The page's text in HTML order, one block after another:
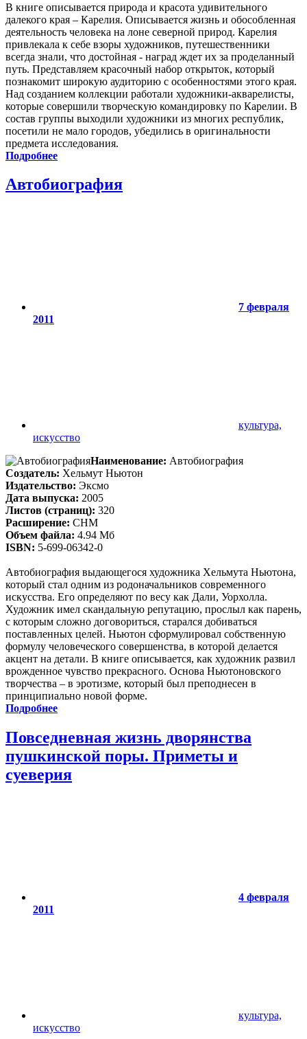
В книге описывается природа и красота удивительного
далекого края – Карелия. Описывается жизнь и обособленная
деятельность человека на лоне северной природ. Карелия
привлекала к себе взоры художников, путешественники
всегда знали, что достойная - наград ждет их за проделанный
путь. Представляем красочный набор открыток, который
познакомит широкую аудиторию с особенностями этого края.
Над созданием коллекции работали художники-акварелисты,
которые совершили творческую командировку по Карелии. В
состав группы выходили художники из многих республик,
посетили не мало городов, убедились в оригинальности
предмета исследования.
Подробнее
Автобиография
7 февраля
2011
культура,
искусство
Наименование: Автобиография
Создатель: Хельмут Ньютон
Издательство: Эксмо
Дата выпуска: 2005
Листов (страниц): 320
Расширение: CHM
Объем файла: 4.94 Мб
ISBN: 5-699-06342-0
Автобиография выдающегося художника Хельмута Ньютона,
который стал одним из родоначальников современного
искусства. Его определяют по весу как Дали, Уорхолла.
Художник имел скандальную репутацию, прослыл как парень,
с которым сложно договориться, старался добиваться
поставленных целей. Ньютон сформулировал собственную
формулу человеческого совершенства, в которой делается
акцент на детали. В книге описывается, как художник развил
врожденное чувство прекрасного. Основа Ньютоновского
творчества – в эротизме, который был преподнесен в
принципиально новой форме.
Подробнее
Повседневная жизнь дворянства
пушкинской поры. Приметы и
суеверия
4 февраля
2011
культура,
искусство